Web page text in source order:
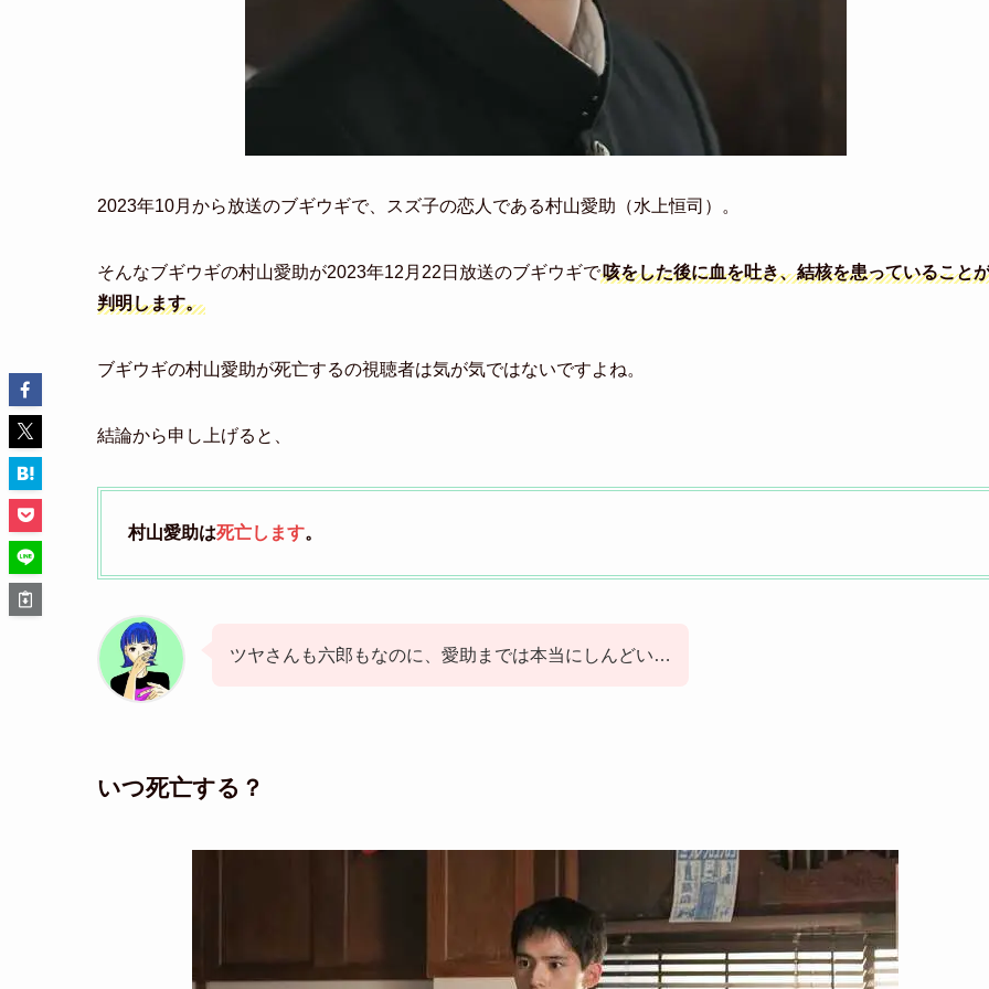
2023年10月から放送のブギウギで、スズ子の恋人である村山愛助（水上恒司）。
そんなブギウギの村山愛助が2023年12月22日放送のブギウギで咳をした後に血を吐き、結核を患っていること
判明します。
ブギウギの村山愛助が死亡するの視聴者は気が気ではないですよね。
結論から申し上げると、
村山愛助は死亡します。
ツヤさんも六郎もなのに、愛助までは本当にしんどい…
いつ死亡する？